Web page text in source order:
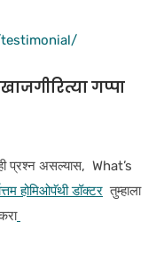
गप्पा
प्रश्न असल्यास, What’s
होमिओपॅथी डॉक्टर तुम्हाला